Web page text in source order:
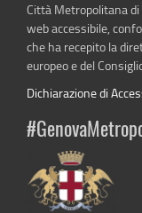
Città Metropolitana
web accessibile,
che ha recepito la
europeo e del
Dichiarazione di